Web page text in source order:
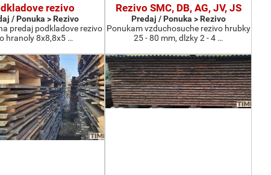
rezivo
/ Ponuka > Rezivo
predaj podkladove rezivo
hranoly 8x8,8x5 …
Rezivo SMC, DB, AG, JV, JS
Predaj / Ponuka > Rezivo
Ponukam vzduchosuche rezivo hrubky
25 - 80 mm, dlzky 2 - 4 …